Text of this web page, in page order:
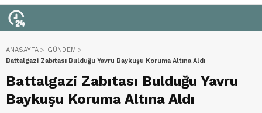
ANASAYFA
GÜNDEM
Battalgazi Zabıtası Bulduğu Yavru Baykuşu Koruma Altına Aldı
Battalgazi Zabıtası Bulduğu Yavru
Baykuşu Koruma Altına Aldı